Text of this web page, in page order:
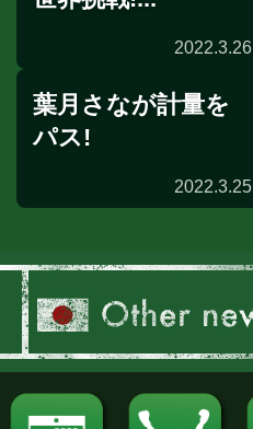
試合速報
2022.3.26
葉月さなが計量を
パス!
2022.3.25